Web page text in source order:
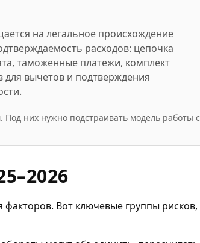
на легальное происхождение
расходов: цепочка
таможенные платежи, комплект
для вычетов и подтверждения
Под них нужно подстраивать модель работы с
Вот ключевые группы рисков,